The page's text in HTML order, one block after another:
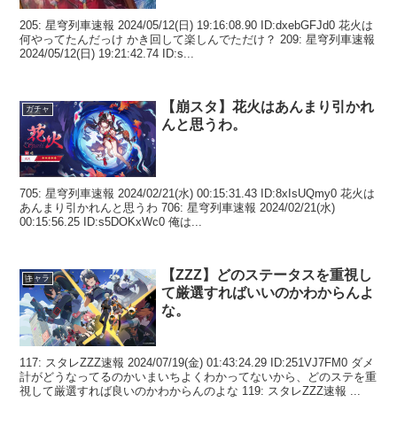
205: 星穹列車速報 2024/05/12(日) 19:16:08.90 ID:dxebGFJd0 花火は
何やってたんだっけ かき回して楽しんでただけ？ 209: 星穹列車速報
2024/05/12(日) 19:21:42.74 ID:s...
ガチャ
【崩スタ】花火はあんまり引かれ
んと思うわ。
705: 星穹列車速報 2024/02/21(水) 00:15:31.43 ID:8xIsUQmy0 花火は
あんまり引かれんと思うわ 706: 星穹列車速報 2024/02/21(水)
00:15:56.25 ID:s5DOKxWc0 俺は...
キャラ
【ZZZ】どのステータスを重視し
て厳選すればいいのかわからんよ
な。
117: スタレZZZ速報 2024/07/19(金) 01:43:24.29 ID:251VJ7FM0 ダメ
計がどうなってるのかいまいちよくわかってないから、どのステを重
視して厳選すれば良いのかわからんのよな 119: スタレZZZ速報 ...